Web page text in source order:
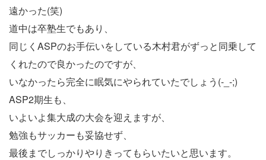
遠かった(笑)
道中は卒塾生でもあり、
同じくASPのお手伝いをしている木村君がずっと同乗して
くれたので良かったのですが、
いなかったら完全に眠気にやられていたでしょう(-_-;)
ASP2期生も、
いよいよ集大成の大会を迎えますが、
勉強もサッカーも妥協せず、
最後までしっかりやりきってもらいたいと思います。